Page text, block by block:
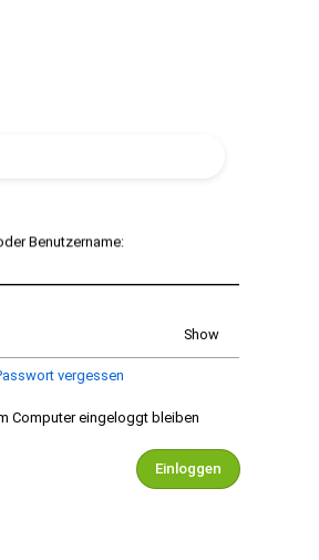
Benutzername:
Show
vergessen
Computer eingeloggt bleiben
Einloggen